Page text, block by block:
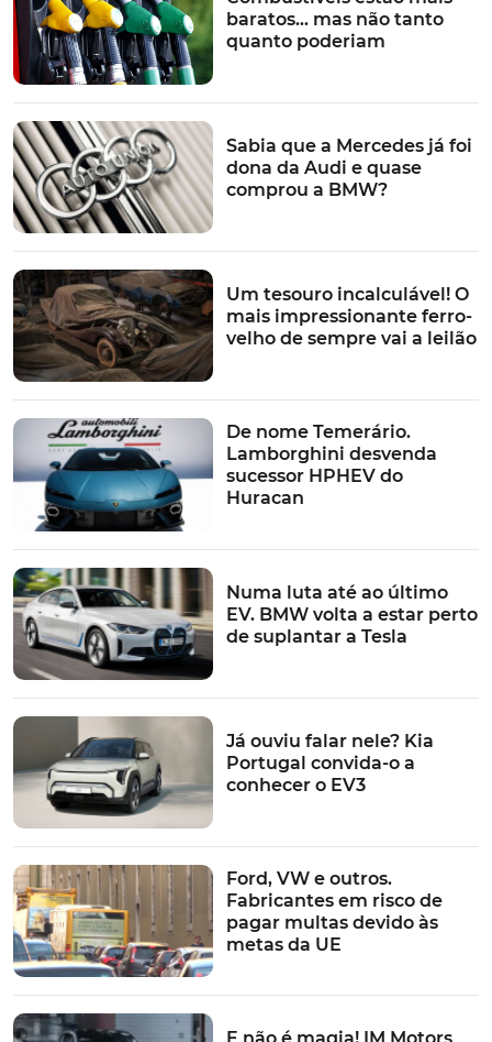
Rimac Group e Rimac Technology. A primeira terá a
operação mais importante, enquanto esta última será
detida na totalidade pelo Rimac Group, dedicando-se
ao desenvolvimento, produção e fornecimento de
sistemas de bateria, linhas motrizes e outros
componentes para veículos elétricos.
Por outro lado, oHyundai Motor Groupirá manter os
seus 12% na Rimac. Como o Rimac Group possui uma
participação de 55% na joint-venture Bugatti-Rimac,
partilhar interesses comuns.
TÓPICOS:
porscheDesportivosBugatti
baratos… mas não tanto
quanto poderiam
Sabia que a Mercedes já foi
dona da Audi e quase
comprou a BMW?
Um tesouro incalculável! O
mais impressionante ferro-
velho de sempre vai a leilão
De nome Temerário.
Lamborghini desvenda
sucessor HPHEV do
Huracan
Numa luta até ao último
EV. BMW volta a estar perto
de suplantar a Tesla
Já ouviu falar nele? Kia
Portugal convida-o a
conhecer o EV3
Ford, VW e outros.
Fabricantes em risco de
pagar multas devido às
metas da UE